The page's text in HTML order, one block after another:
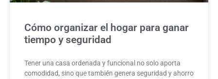
Cómo organizar el hogar para ganar
tiempo y seguridad
Tener una casa ordenada y funcional no solo aporta
comodidad, sino que también genera seguridad y ahorro